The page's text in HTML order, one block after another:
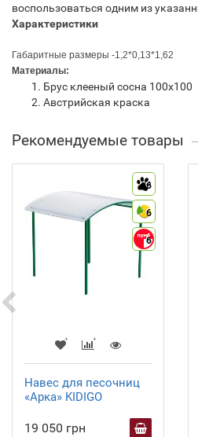
воспользоваться одним из
Характеристики
Габаритные размеры -1,2*0,13*1,62
Материалы:
Брус клееный сосна 100х100
Австрийская краска
Рекомендуемые товары
6
6
6
Навес для песочниц
«Арка» KIDIGO
19 050 грн